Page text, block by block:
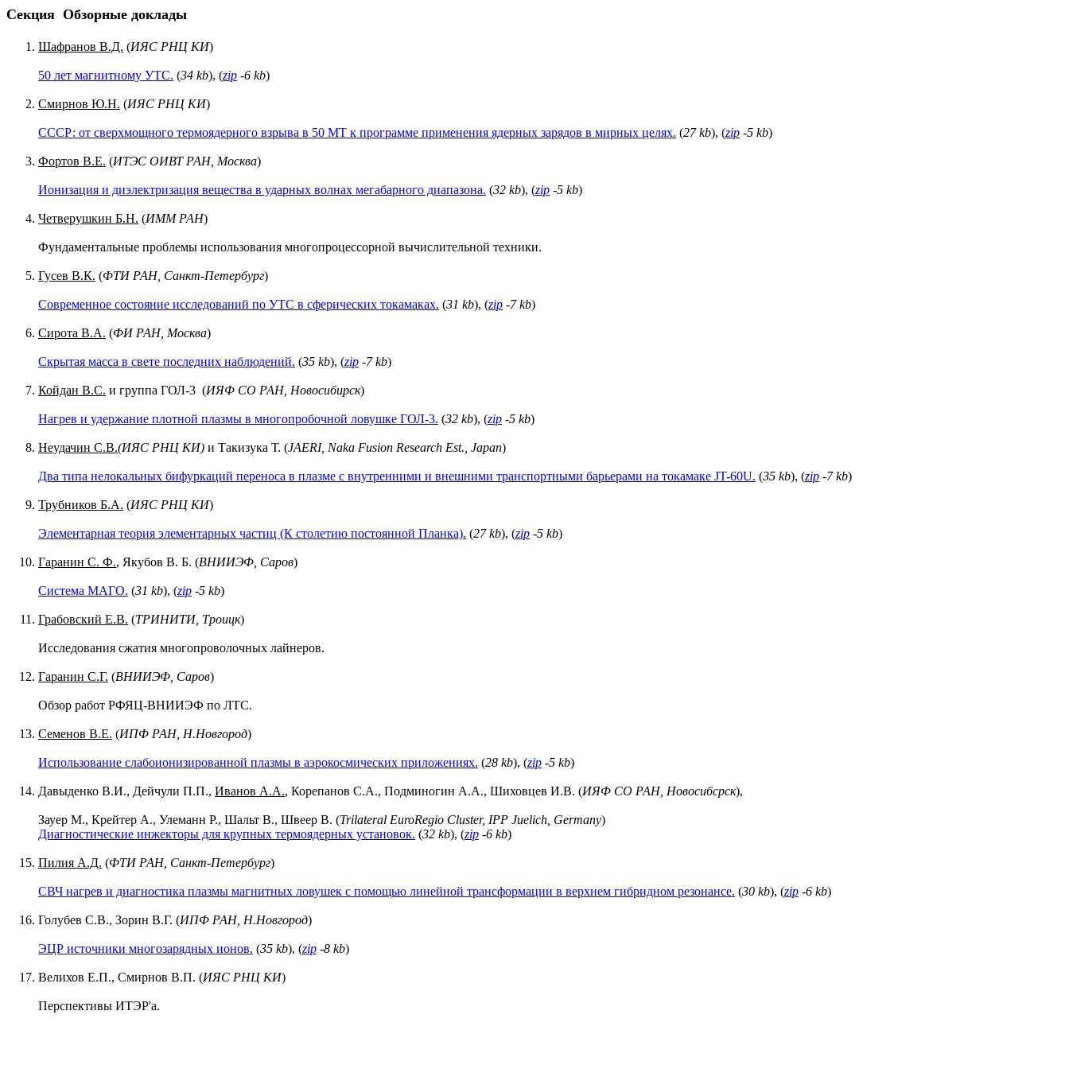
Секция Обзорные доклады
Шафранов В.Д. (ИЯС РНЦ КИ)
50 лет магнитному УТС. (34 kb), (zip -6 kb)
Смирнов Ю.Н. (ИЯС РНЦ КИ)
СССР: от сверхмощного термоядерного взрыва в 50 МТ к программе применения ядерных зарядов в мирных целях. (27 kb), (zip -5 kb)
Фортов В.Е. (ИТЭС ОИВТ РАН, Москва)
Ионизация и диэлектризация вещества в ударных волнах мегабарного диапазона. (32 kb), (zip -5 kb)
Четверушкин Б.Н. (ИММ РАН)
Фундаментальные проблемы использования многопроцессорной вычислительной техники.
Гусев В.К. (ФТИ РАН, Санкт-Петербург)
Современное состояние исследований по УТС в сферических токамаках. (31 kb), (zip -7 kb)
Сирота В.А. (ФИ РАН, Москва)
Скрытая масса в свете последних наблюдений. (35 kb), (zip -7 kb)
Койдан В.С. и группа ГОЛ-3 (ИЯФ СО РАН, Новосибирск)
Нагрев и удержание плотной плазмы в многопробочной ловушке ГОЛ-3. (32 kb), (zip -5 kb)
Неудачин С.В.(ИЯС РНЦ КИ) и Такизука Т. (JAERI, Naka Fusion Research Est., Japan)
Двa типа нелокальных бифуркаций переноса в плазме с внутренними и внешними транспортными барьерами на токамаке JT-60U. (35 kb), (zip -7 kb)
Трубников Б.А. (ИЯС РНЦ КИ)
Элементарная теория элементарных частиц (К столетию постоянной Планка). (27 kb), (zip -5 kb)
Гаранин С. Ф., Якубов В. Б. (ВНИИЭФ, Саров)
Система МАГО. (31 kb), (zip -5 kb)
Грабовский Е.В. (ТРИНИТИ, Троицк)
Исследования сжатия многопроволочных лайнеров.
Гаранин С.Г. (ВНИИЭФ, Саров)
Обзор работ РФЯЦ-ВНИИЭФ по ЛТС.
Семенов В.Е. (ИПФ РАН, Н.Новгород)
Использование слабоионизированной плазмы в аэрокосмических приложениях. (28 kb), (zip -5 kb)
Давыденко В.И., Дейчули П.П., Иванов А.А., Корепанов С.А., Подминогин А.А., Шиховцев И.В. (ИЯФ СО РАН, Новосибсрск),
Зауер М., Крейтер А., Улеманн Р., Шальт В., Швеер В. (Trilateral EuroRegio Cluster, IPP Juelich, Germany)
Диагностические инжекторы для крупных термоядерных установок. (32 kb), (zip -6 kb)
Пилия А.Д. (ФТИ РАН, Санкт-Петербург)
СВЧ нагрев и диагностика плазмы магнитных ловушек с помощью линейной трансформации в верхнем гибридном резонансе. (30 kb), (zip -6 kb)
Голубев С.В., Зорин В.Г. (ИПФ РАН, Н.Новгород)
ЭЦР источники многозарядных ионов. (35 kb), (zip -8 kb)
Велихов Е.П., Смирнов В.П. (ИЯС РНЦ КИ)
Перспективы ИТЭР'а.